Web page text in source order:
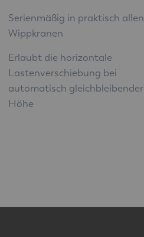
Serienmäßig in praktisch allen
Wippkranen
Erlaubt die horizontale
Lastenverschiebung bei
automatisch gleichbleibender
Höhe